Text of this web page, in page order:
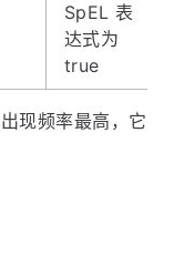
SpEL 表
达式为
true
出现频率最高，它